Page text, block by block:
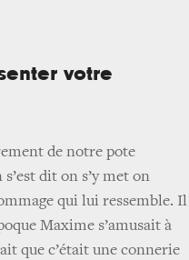
votre
de notre pote
dit on s’y met on
qui lui ressemble. Il
Maxime s’amusait à
que c’était une connerie